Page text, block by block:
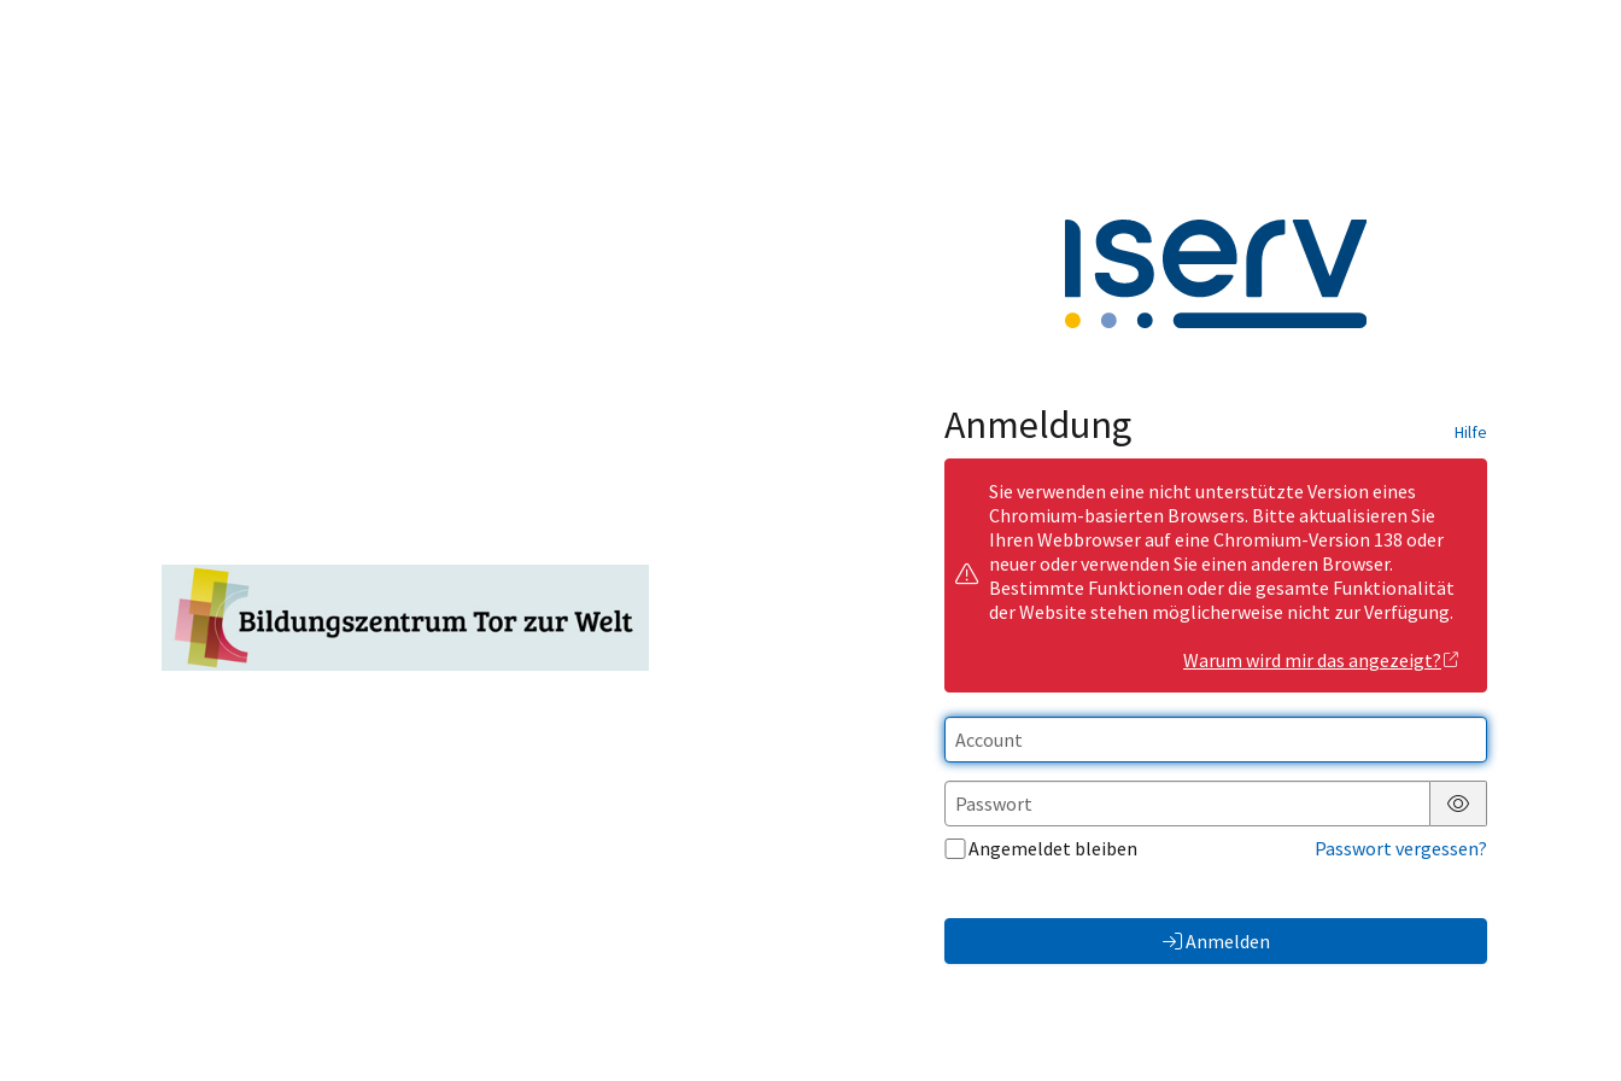
Anmeldung Hilfe
Sie verwenden eine nicht unterstützte Version eines
Chromium-basierten Browsers. Bitte aktualisieren Sie
Ihren Webbrowser auf eine Chromium-Version 138 oder
neuer oder verwenden Sie einen anderen Browser.
Bestimmte Funktionen oder die gesamte Funktionalität
der Website stehen möglicherweise nicht zur Verfügung.
Warum wird mir das angezeigt?
Passwort anzeigen
Angemeldet bleiben
Passwort vergessen?
Anmelden